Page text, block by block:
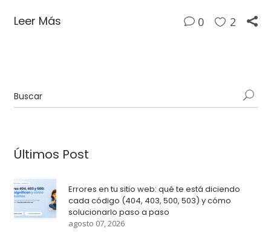
Leer Más 0 2
Últimos Post
Errores en tu sitio web: qué te está diciendo
cada código (404, 403, 500, 503) y cómo
solucionarlo paso a paso
agosto 07, 2026